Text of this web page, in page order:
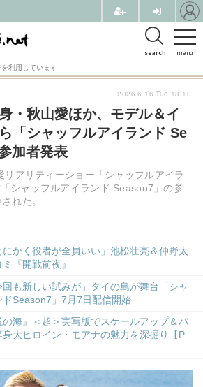
menu
search
利用しています
・秋山愛ほか、モデル＆イ
「シャッフルアイランド Se
加者発表
リアリティーショー「シャッフルアイラ
シャッフルアイランド Season7」の参
れた。
かく役者が全員いい」池松壮亮＆仲野太
『開戦前夜』
も新しい試みが」タイの島が舞台「シャ
ドSeason7」7月7日配信開始
の海』＜超＞実写版でスケールアップ＆パ
身大ヒロイン・モアナの魅力を深掘り【P
2026.6.16 Tue 18:10